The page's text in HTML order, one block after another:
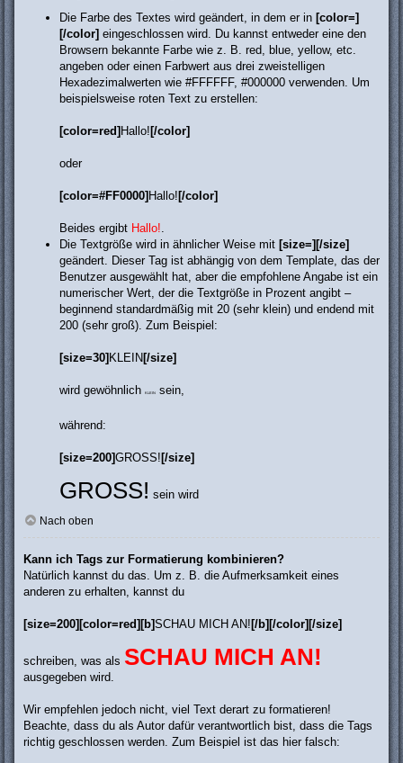
Die Farbe des Textes wird geändert, in dem er in [color=]
[/color] eingeschlossen wird. Du kannst entweder eine den
Browsern bekannte Farbe wie z. B. red, blue, yellow, etc.
angeben oder einen Farbwert aus drei zweistelligen
Hexadezimalwerten wie #FFFFFF, #000000 verwenden. Um
beispielsweise roten Text zu erstellen:
[color=red] Hallo! [/color]
oder
[color=#FF0000] Hallo! [/color]
Beides ergibt Hallo!.
Die Textgröße wird in ähnlicher Weise mit [size=][/size]
geändert. Dieser Tag ist abhängig von dem Template, das der
Benutzer ausgewählt hat, aber die empfohlene Angabe ist ein
numerischer Wert, der die Textgröße in Prozent angibt –
beginnend standardmäßig mit 20 (sehr klein) und endend mit
200 (sehr groß). Zum Beispiel:
[size=30] KLEIN [/size]
wird gewöhnlich KLEINsein,
während:
[size=200]GROSS! [/size]
GROSS! sein wird
Nach oben
Kann ich Tags zur Formatierung kombinieren?
Natürlich kannst du das. Um z. B. die Aufmerksamkeit eines
anderen zu erhalten, kannst du
[size=200][color=red][b]SCHAU MICH AN![/b][/color][/size]
schreiben, was als SCHAU MICH AN!
ausgegeben wird.
Wir empfehlen jedoch nicht, viel Text derart zu formatieren!
Beachte, dass du als Autor dafür verantwortlich bist, dass die Tags
richtig geschlossen werden. Zum Beispiel ist das hier falsch: